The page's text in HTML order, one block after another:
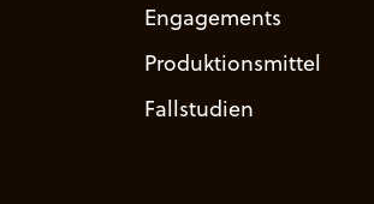
Engagements
Produktionsmittel
Fallstudien